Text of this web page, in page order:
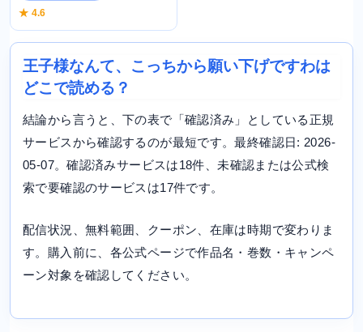
★ 4.6
王子様なんて、こっちから願い下げですわは
どこで読める？
結論から言うと、下の表で「確認済み」としている正規
サービスから確認するのが最短です。最終確認日: 2026-
05-07。確認済みサービスは18件、未確認または公式検
索で要確認のサービスは17件です。
配信状況、無料範囲、クーポン、在庫は時期で変わりま
す。購入前に、各公式ページで作品名・巻数・キャンペ
ーン対象を確認してください。